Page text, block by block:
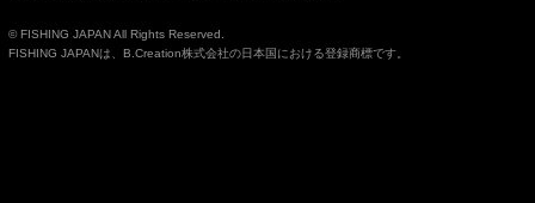
© FISHING JAPAN All Rights Reserved.
FISHING JAPANは、B.Creation株式会社の日本国における登録商標です。